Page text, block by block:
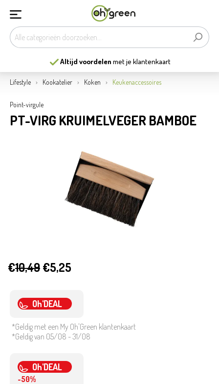
Altijd voordelen met je klantenkaart
Lifestyle Kookatelier Koken Keukenaccessoires
Point-virgule
PT-VIRG KRUIMELVEGER BAMBOE
€10,49€5,25
Oh'DEAL
*Geldig met een My Oh'Green klantenkaart
*Geldig van 05/08 - 31/08
Oh'DEAL
-50%